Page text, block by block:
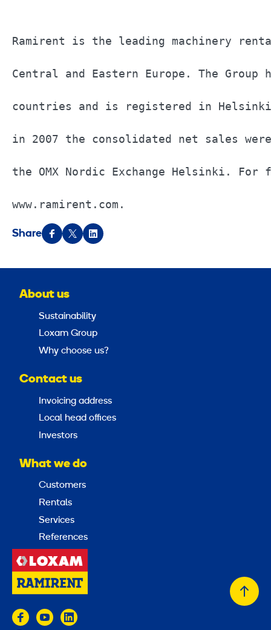
Ramirent is the leading machinery
Central and Eastern Europe. The
countries and is registered in
in 2007 the consolidated net sales
the OMX Nordic Exchange
www.ramirent.com.
Share
About us
Sustainability
Loxam Group
Why choose us?
Contact us
Invoicing address
Local head offices
Investors
What we do
Customers
Rentals
Services
References
Back